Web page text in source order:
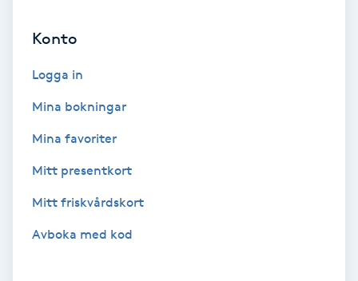
Mixfransar
Nagelförlängning
Nagelförlängning akryl
Konto
Logga in
Mina bokningar
Mina favoriter
Mitt presentkort
Mitt friskvårdskort
Avboka med kod